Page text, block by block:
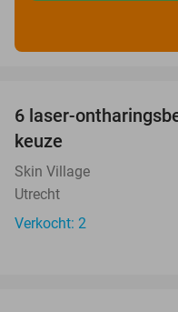
6 laser-
keuze
Skin Village
Utrecht
Verkocht: 2